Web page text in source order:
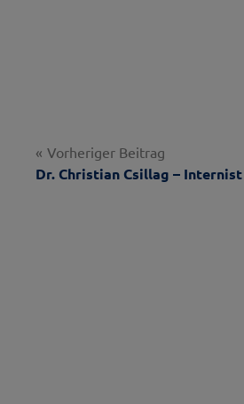
Beitragsnavigation
Vorheriger Beitrag
Dr. Christian Csillag – Internist